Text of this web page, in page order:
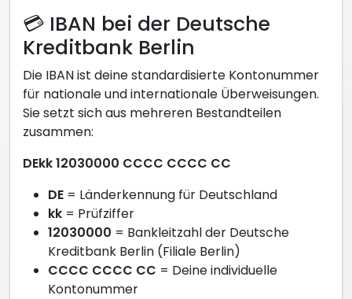
💳 IBAN bei der Deutsche
Kreditbank Berlin
Die IBAN ist deine standardisierte Kontonummer
für nationale und internationale Überweisungen.
Sie setzt sich aus mehreren Bestandteilen
zusammen:
DEkk 12030000 CCCC CCCC CC
DE = Länderkennung für Deutschland
kk = Prüfziffer
12030000 = Bankleitzahl der Deutsche
Kreditbank Berlin (Filiale Berlin)
CCCC CCCC CC = Deine individuelle
Kontonummer